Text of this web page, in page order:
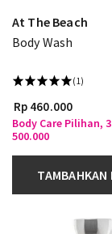
At The Beach
Body Wash
(1)
Rp 460.000
Body Care Pilihan,
500.000
TAMBAHKAN